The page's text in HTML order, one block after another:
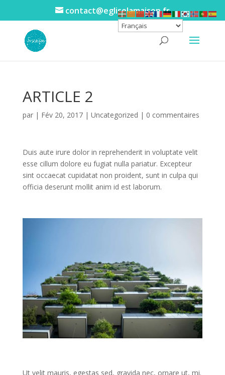
contact@egliselamaison.fr
ARTICLE 2
par | Fév 20, 2017| Uncategorized | 0 commentaires
Duis aute irure dolor in reprehenderit in voluptate velit
esse cillum dolore eu fugiat nulla pariatur. Excepteur
sint occaecat cupidatat non proident, sunt in culpa qui
officia deserunt mollit anim id est laborum.
Ut velit mauris, egestas sed, gravida nec, ornare ut, mi.